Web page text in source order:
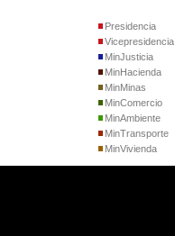
Presidencia
Vicepresidencia
MinJusticia
MinHacienda
MinMinas
MinComercio
MinAmbiente
MinTransporte
MinVivienda